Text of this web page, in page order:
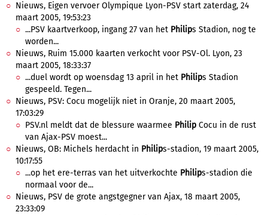
Nieuws, Eigen vervoer Olympique Lyon-PSV start zaterdag, 24
maart 2005, 19:53:23
...PSV kaartverkoop, ingang 27 van het Philips Stadion, nog te
worden...
Nieuws, Ruim 15.000 kaarten verkocht voor PSV-Ol. Lyon, 23
maart 2005, 18:33:37
...duel wordt op woensdag 13 april in het Philips Stadion
gespeeld. Tegen...
Nieuws, PSV: Cocu mogelijk niet in Oranje, 20 maart 2005,
17:03:29
PSV.nl meldt dat de blessure waarmee Philip Cocu in de rust
van Ajax-PSV moest...
Nieuws, OB: Michels herdacht in Philips-stadion, 19 maart 2005,
10:17:55
...op het ere-terras van het uitverkochte Philips-stadion die
normaal voor de...
Nieuws, PSV de grote angstgegner van Ajax, 18 maart 2005,
23:33:09